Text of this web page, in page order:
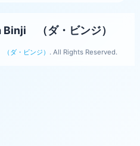
（ダ・ビンジ）
ダ・ビンジ） . All Rights Reserved.